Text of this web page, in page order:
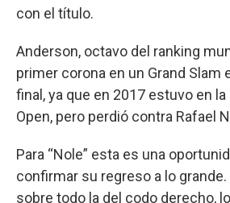
con el título.
Anderson, octavo del ranking
primer corona en un Grand Slam
final, ya que en 2017 estuvo en
Open, pero perdió contra Rafael
Para “Nole” esta es una
confirmar su regreso a lo
sobre todo la del codo derecho,